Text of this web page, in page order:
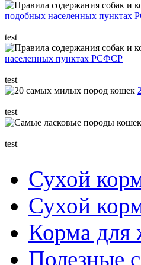
подобных населенных пунктах
test
населенных пунктах РСФСР
test
test
test
Сухой
Сухой
Корма для
Полезные